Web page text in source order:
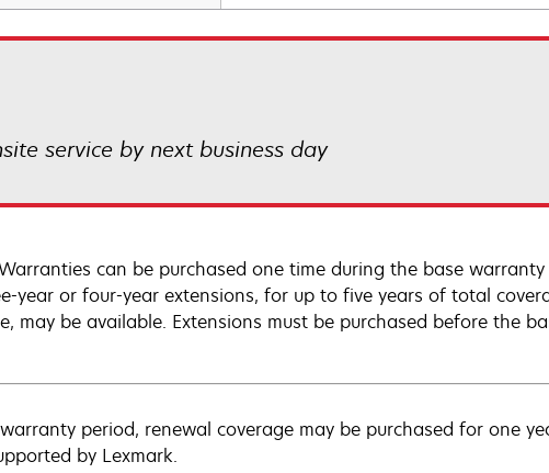
service by next business day
can be purchased one time during the base
year or four-year extensions, for up to five years of total
may be available. Extensions must be purchased before the
period, renewal coverage may be purchased for one
by Lexmark.